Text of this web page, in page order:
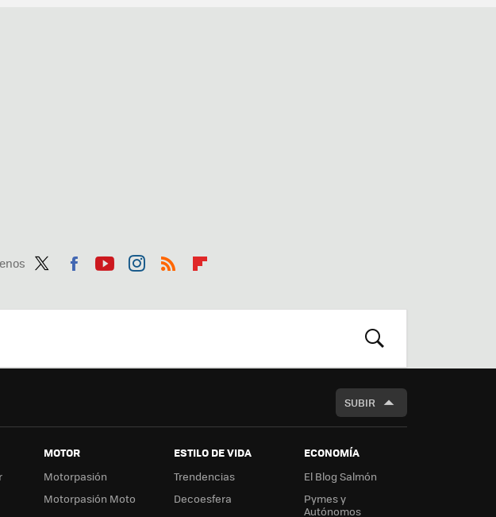
ter
ebo tub agr
boa
BUSCAR
SUBIR
MOTOR
Motorpasión
Motorpasión Moto
ESTILO DE VIDA
Trendencias
Decoesfera
ECONOMÍA
El Blog Salmón
Pymes y
Autónomos